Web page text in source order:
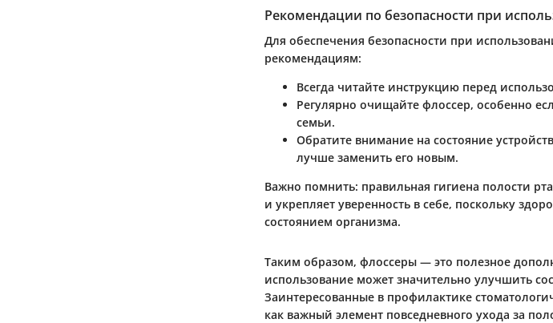
Рекомендации по безопасности при
Для обеспечения безопасности при
рекомендациям:
Всегда читайте инструкцию перед
Регулярно очищайте флоссер, особенно
семьи.
Обратите внимание на состояние
лучше заменить его новым.
Важно помнить: правильная гигиена полости
и укрепляет уверенность в себе, поскольку
состоянием организма.
Таким образом, флоссеры — это полезное
использование может значительно улучшить
Заинтересованные в профилактике
как важный элемент повседневного ухода за